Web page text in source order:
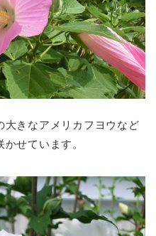
大きなアメリカフヨウなど
せています。